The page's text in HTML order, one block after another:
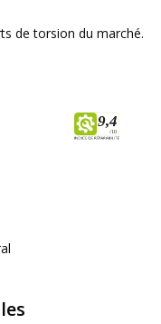
de torsion du marché.
9,4
/10